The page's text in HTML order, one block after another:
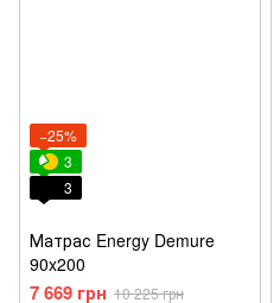
−25%
3
3
Матрас Energy Demure
90x200
7 669 грн 10 225 грн